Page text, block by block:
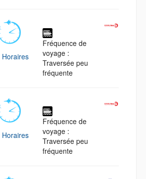
Horaires
Fréquence de
voyage :
Traversée peu
fréquente
Horaires
Fréquence de
voyage :
Traversée peu
fréquente